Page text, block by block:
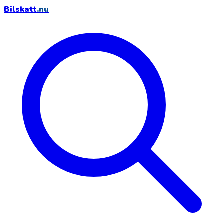
Bilskatt.nu